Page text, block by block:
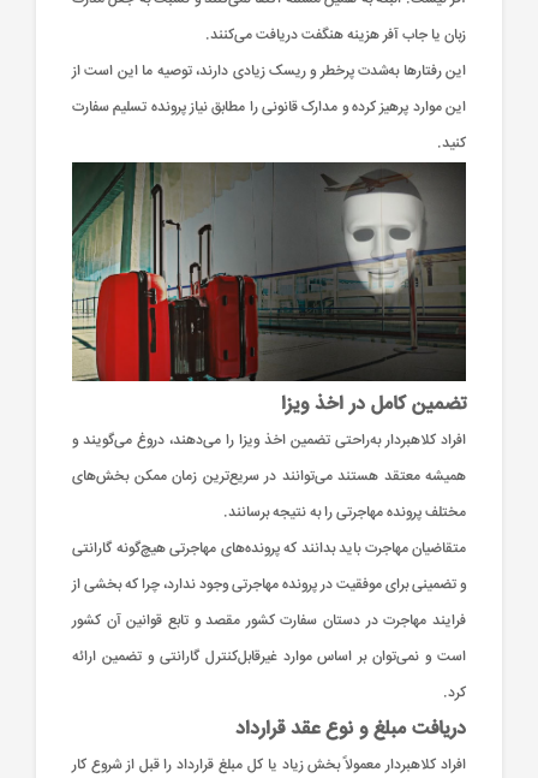
زبان یا جاب آفر هزینه هنگفت دریافت می‌کنند.
این رفتارها به‌شدت پرخطر و ریسک زیادی دارند، توصیه ما این است از
این موارد پرهیز کرده و مدارک قانونی را مطابق نیاز پرونده تسلیم سفارت
کنید.
تضمین کامل در اخذ ویزا
افراد کلاهبردار به‌راحتی تضمین اخذ ویزا را می‌دهند، دروغ می‌گویند و
همیشه معتقد هستند می‌توانند در سریع‌ترین زمان ممکن بخش‌های
مختلف پرونده مهاجرتی را به نتیجه برسانند.
متقاضیان مهاجرت باید بدانند که پرونده‌های مهاجرتی هیچ‌گونه گارانتی
و تضمینی برای موفقیت در پرونده مهاجرتی وجود ندارد، چرا که بخشی از
فرایند مهاجرت در دستان سفارت کشور مقصد و تابع قوانین آن کشور
است و نمی‌توان بر اساس موارد غیرقابل‌کنترل گارانتی و تضمین ارائه
کرد.
دریافت مبلغ و نوع عقد قرارداد
افراد کلاهبردار معمولاً بخش زیاد یا کل مبلغ قرارداد را قبل از شروع کار